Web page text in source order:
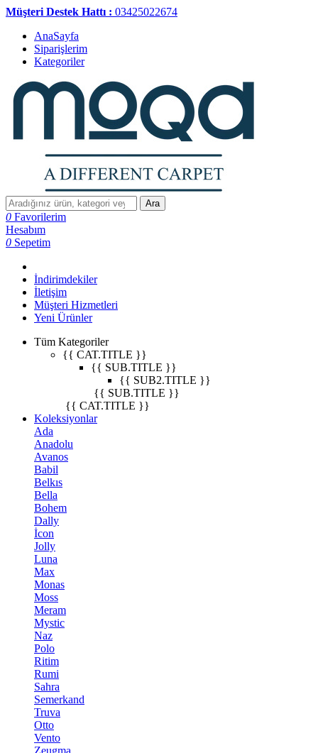
Müşteri Destek Hattı : 03425022674
AnaSayfa
Siparişlerim
Kategoriler
Ara
0 Favorilerim
Hesabım
0 Sepetim
İndirimdekiler
İletişim
Müşteri Hizmetleri
Yeni Ürünler
Tüm Kategoriler
{{ CAT.TITLE }}
{{ SUB.TITLE }}
{{ SUB2.TITLE }}
{{ SUB.TITLE }}
{{ CAT.TITLE }}
Koleksiyonlar
Ada
Anadolu
Avanos
Babil
Belkıs
Bella
Bohem
Dally
İcon
Jolly
Luna
Max
Monas
Moss
Meram
Mystic
Naz
Polo
Ritim
Rumi
Sahra
Semerkand
Truva
Otto
Vento
Zeugma